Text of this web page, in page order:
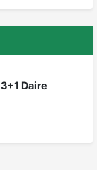
Daire